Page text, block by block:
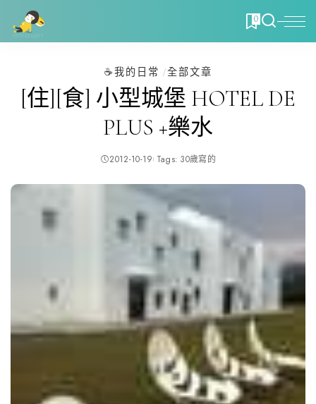
0
☕️我的日常 全部文章
[住][食] 小型城堡 HOTEL DE
PLUS +樂水
2012-10-19 Tags: 30歲寫的